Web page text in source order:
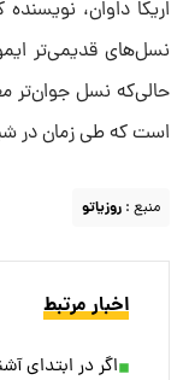
اریکا داوان،
نسل‌های قدیمی‌تر
حالی‌که نسل جوان‌تر
است که طی زمان در
منبع : روزیاتو
اخبار مرتبط